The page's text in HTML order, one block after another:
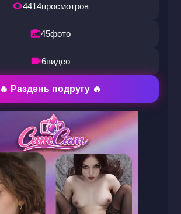
4414просмотров
45фото
6видео
🔥 Раздень подругу 🔥